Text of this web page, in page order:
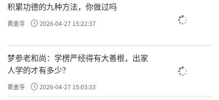
暂时做不到是允许的，但是持戒的心不能退，要
如果有存这颗心，即使一时做不到也是可以被原
谅和包容的。
积累功德的九种方法，你做过吗
黄盖寺 2026-04-27 15:22:37
梦参老和尚：学楞严经得有大善根，出家
人学的才有多少？
黄盖寺 2026-04-27 15:03:33